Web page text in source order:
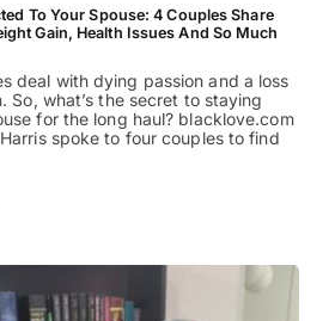
To Your Spouse: 4 Couples Share
Gain, Health Issues And So Much
deal with dying passion and a loss
So, what’s the secret to staying
for the long haul? blacklove.com
spoke to four couples to find